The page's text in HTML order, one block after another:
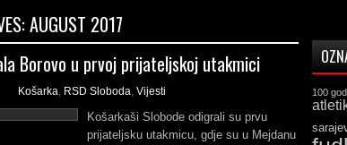
AUGUST 2017
Borovo u prvoj prijateljskoj utakmici
Košarka, RSD Sloboda, Vijesti
Košarkaši Slobode odigrali su prvu
prijateljsku utakmicu, gdje su u Mejdanu
100